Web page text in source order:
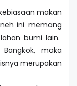
makan
ini memang
bumi lain.
maka
merupakan